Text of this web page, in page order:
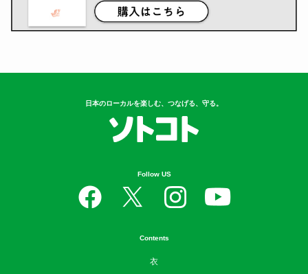
日本のローカルを楽しむ、つなげる、守る。
Follow US
Contents
衣